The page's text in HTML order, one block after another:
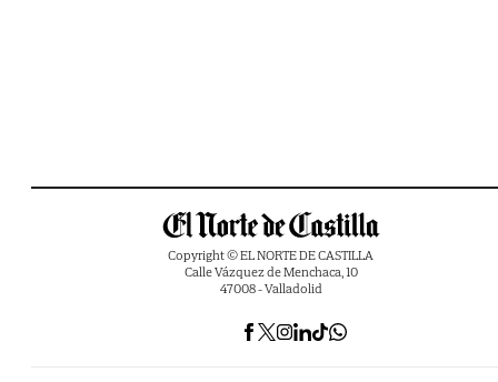
Copyright © EL NORTE DE CASTILLA
Calle Vázquez de Menchaca, 10
47008 - Valladolid